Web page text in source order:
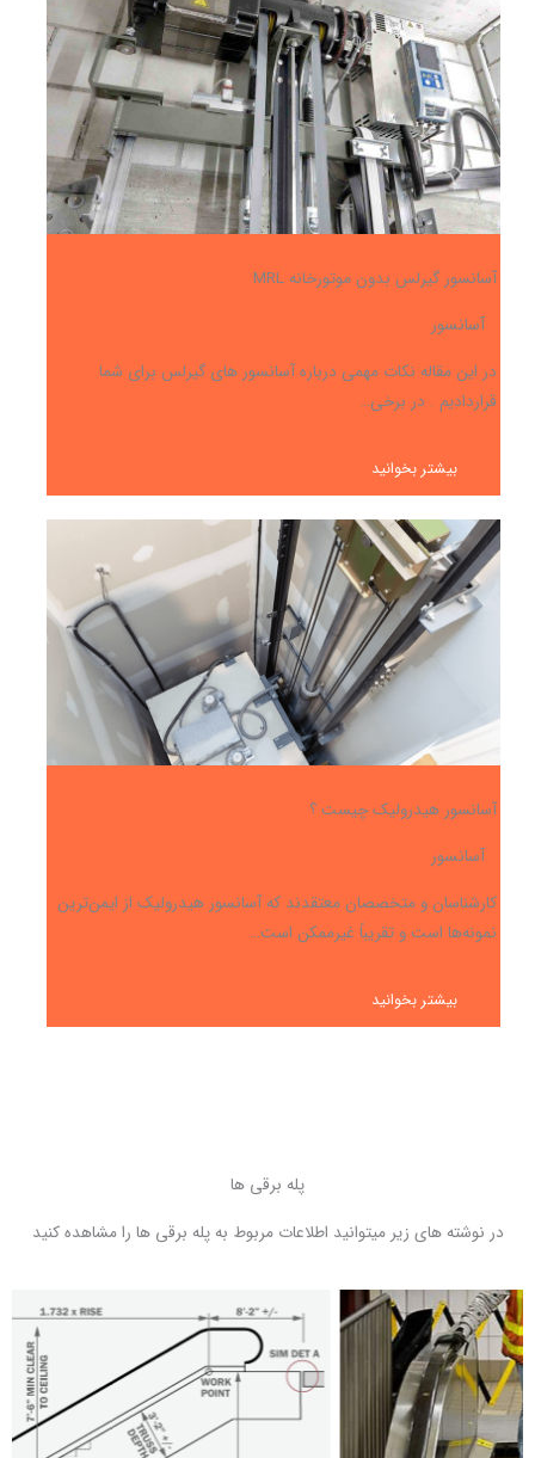
آسانسور گیرلس بدون موتورخانه MRL
آسانسور
در این مقاله نکات مهمی درباره آسانسور های گیرلس برای شما
قراردادیم . در برخی…
بیشتر بخوانید
آسانسور هیدرولیک چیست ؟
آسانسور
کارشناسان و متخصصان معتقدند که آسانسور هیدرولیک از ایمن‌ترین
نمونه‌ها است و تقریباً غیرممکن است…
بیشتر بخوانید
پله برقی ها
در نوشته های زیر میتوانید اطلاعات مربوط به پله برقی ها را مشاهده کنید